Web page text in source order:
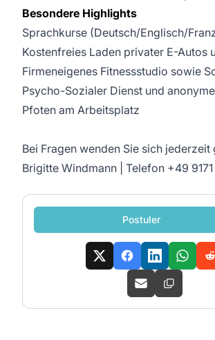
Besondere Highlights
Sprachkurse (Deutsch/Englisch/
Kostenfreies Laden privater E-Autos
Firmeneigenes Fitnessstudio sowie
Psycho-Sozialer Dienst und
Pfoten am Arbeitsplatz
Bei Fragen wenden Sie sich jederzeit
Brigitte Windmann | Telefon +49
Postuler